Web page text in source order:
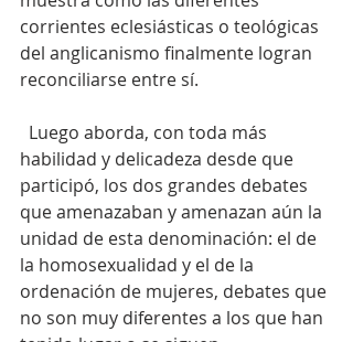
corrientes eclesiásticas o teológicas
del anglicanismo finalmente logran
reconciliarse entre sí.
habilidad y delicadeza desde que
participó, los dos grandes debates
que amenazaban y amenazan aún la
unidad de esta denominación: el de
la homosexualidad y el de la
ordenación de mujeres, debates que
no son muy diferentes a los que han